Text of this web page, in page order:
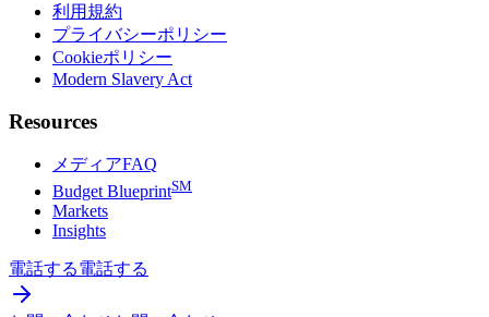
利用規約
プライバシーポリシー
Cookieポリシー
Modern Slavery Act
Resources
メディアFAQ
Budget BlueprintSM
Markets
Insights
電話する電話する